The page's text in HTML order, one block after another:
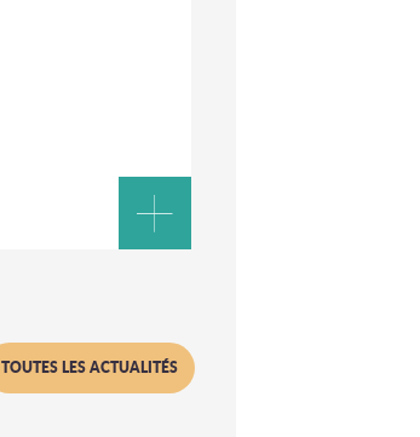
TOUTES LES ACTUALITÉS